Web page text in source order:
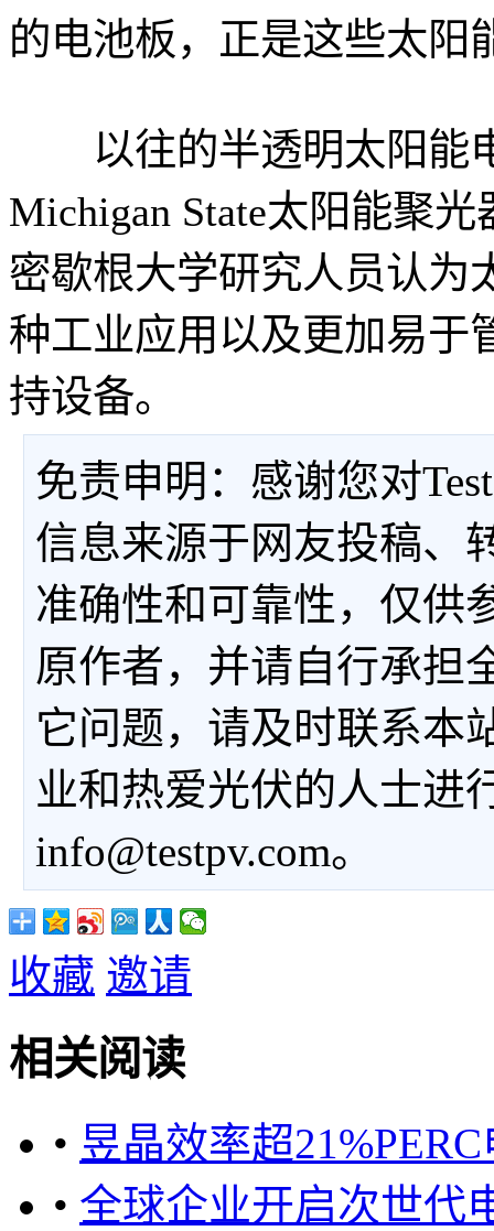
的电池板，正是这些太阳
以往的半透明太阳能
Michigan State太阳能聚
密歇根大学研究人员认为
种工业应用以及更加易于
持设备。
免责申明：感谢您对
信息来源于网友投稿、
准确性和可靠性，仅供
原作者，并请自行承担
它问题，请及时联系本
业和热爱光伏的人士进
info@testpv.com。
收藏 邀请
相关阅读
• 昱晶效率超
• 全球企业开启次世代